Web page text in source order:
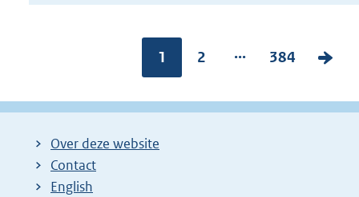
Pagina:
1
P
g
2 ...
P
g
384
V
l
Over deze website
Contact
English